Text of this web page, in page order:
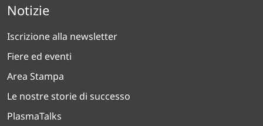
Notizie
Iscrizione alla newsletter
Fiere ed eventi
Area Stampa
Le nostre storie di successo
PlasmaTalks